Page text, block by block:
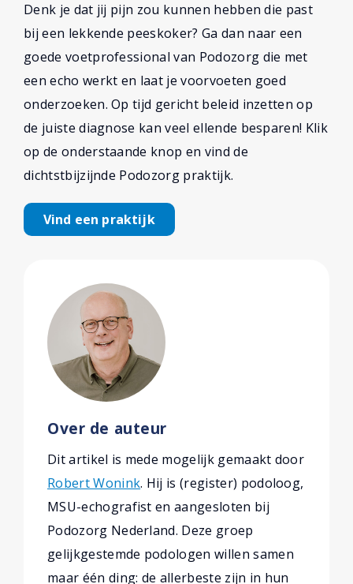
Denk je dat jij pijn zou kunnen hebben die past
bij een lekkende peeskoker? Ga dan naar een
goede voetprofessional van Podozorg die met
een echo werkt en laat je voorvoeten goed
onderzoeken. Op tijd gericht beleid inzetten op
de juiste diagnose kan veel ellende besparen! Klik
op de onderstaande knop en vind de
dichtstbijzijnde Podozorg praktijk.
Vind een praktijk
Over de auteur
Dit artikel is mede mogelijk gemaakt door
Robert Wonink. Hij is (register) podoloog,
MSU-echografist en aangesloten bij
Podozorg Nederland. Deze groep
gelijkgestemde podologen willen samen
maar één ding: de allerbeste zijn in hun